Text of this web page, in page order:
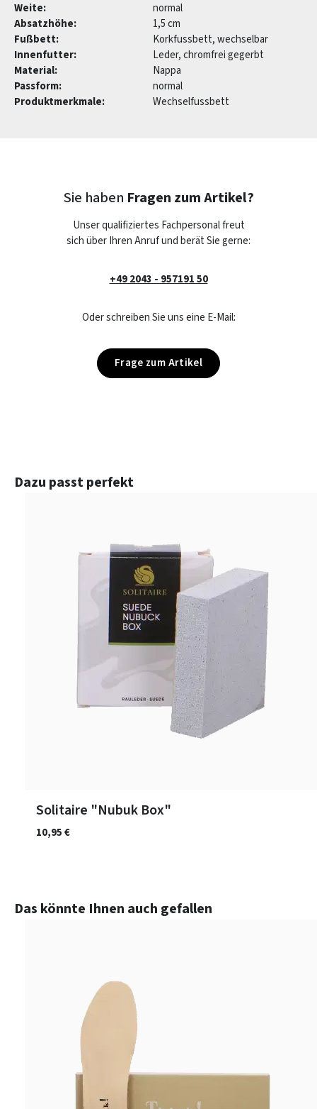
Weite:
normal
Absatzhöhe:
1,5 cm
Fußbett:
Korkfussbett, wechselbar
Innenfutter:
Leder, chromfrei gegerbt
Material:
Nappa
Passform:
normal
Produktmerkmale:
Wechselfussbett
Sie haben Fragen zum Artikel?
Unser qualifiziertes Fachpersonal freut
sich über Ihren Anruf und berät Sie gerne:
+49 2043 - 957191 50
Oder schreiben Sie uns eine E-Mail:
Frage zum Artikel
Produktgalerie überspringen
Dazu passt perfekt
Solitaire "Nubuk Box"
10,95 €
Produktgalerie überspringen
Das könnte Ihnen auch gefallen